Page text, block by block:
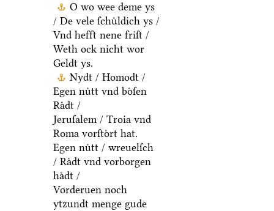
O wo wee deme ys
/ De vele ſchuͤldich ys /
Vnd hefft nene friſt /
Weth ock nicht wor
Geldt ys.
Nydt / Homodt /
Egen nuͤtt vnd boͤſen
Raͤdt /
Jeruſalem / Troia vnd
Roma vorſtoͤrt hat.
Egen nuͤtt / wreuelſch
/ Raͤdt vnd vorborgen
haͤdt /
Vorderuen noch
ytzundt menge gude